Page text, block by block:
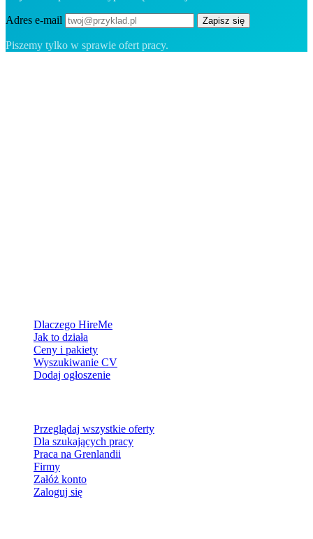
Adres e-mail Zapisz się
Piszemy tylko w sprawie ofert pracy.
Dlaczego HireMe
Jak to działa
Ceny i pakiety
Wyszukiwanie CV
Dodaj ogłoszenie
Przeglądaj wszystkie oferty
Dla szukających pracy
Praca na Grenlandii
Firmy
Załóż konto
Zaloguj się